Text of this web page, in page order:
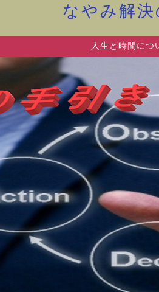
なやみ解決
人生と時間につ